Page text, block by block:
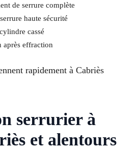
de serrure complète
haute sécurité
cassé
après effraction
rapidement à Cabriès
serrurier à
et alentours